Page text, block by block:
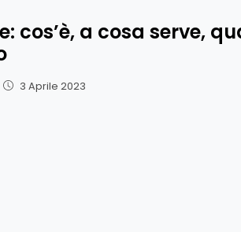
cos’è, a cosa serve,
3 Aprile 2023